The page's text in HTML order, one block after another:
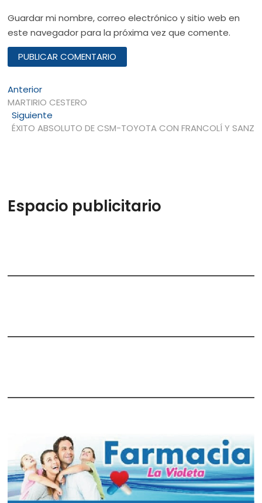
Guardar mi nombre, correo electrónico y sitio web en
este navegador para la próxima vez que comente.
Navegación
de
entradas
AnteriorEntrada
anterior:
MARTIRIO CESTERO
SiguienteEntrada
siguiente:
ÉXITO ABSOLUTO DE CSM-TOYOTA CON FRANCOLÍ Y SANZ
Espacio publicitario